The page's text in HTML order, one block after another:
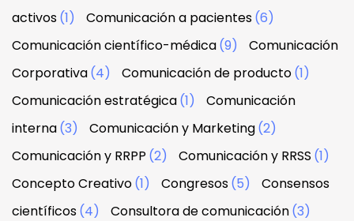
activos(1) Comunicación a pacientes(6)
Comunicación científico-médica(9)
Comunicación
Corporativa(4) Comunicación de producto(1)
Comunicación estratégica(1)
Comunicación
interna(3) Comunicación y Marketing(2)
Comunicación y RRPP (2) Comunicación y RRSS (1)
Concepto Creativo(1) Congresos(5)
Consensos
científicos(4) Consultora de comunicación(3)